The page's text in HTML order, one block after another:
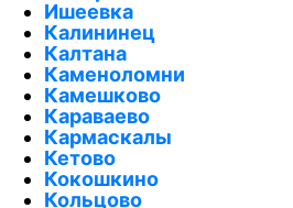
Ишеевка
Калининец
Калтана
Каменоломни
Камешково
Караваево
Кармаскалы
Кетово
Кокошкино
Кольцово